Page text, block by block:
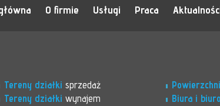
O firmie Usługi Praca
Tereny działki sprzedaż
Tereny działki wynajem
Biura i